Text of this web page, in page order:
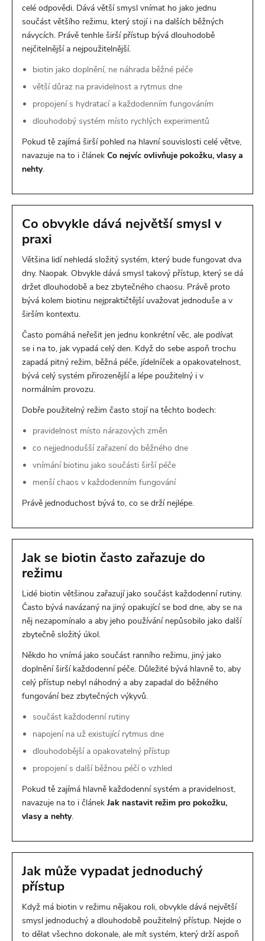
celé odpovědi. Dává větší smysl vnímat ho jako jednu
součást většího režimu, který stojí i na dalších běžných
návycích. Právě tenhle širší přístup bývá dlouhodobě
nejčitelnější a nejpoužitelnější.
biotin jako doplnění, ne náhrada běžné péče
větší důraz na pravidelnost a rytmus dne
propojení s hydratací a každodenním fungováním
dlouhodobý systém místo rychlých experimentů
Pokud tě zajímá širší pohled na hlavní souvislosti celé větve,
navazuje na to i článek Co nejvíc ovlivňuje pokožku, vlasy a
nehty.
Co obvykle dává největší smysl v
praxi
Většina lidí nehledá složitý systém, který bude fungovat dva
dny. Naopak. Obvykle dává smysl takový přístup, který se dá
držet dlouhodobě a bez zbytečného chaosu. Právě proto
bývá kolem biotinu nejpraktičtější uvažovat jednoduše a v
širším kontextu.
Často pomáhá neřešit jen jednu konkrétní věc, ale podívat
se i na to, jak vypadá celý den. Když do sebe aspoň trochu
zapadá pitný režim, běžná péče, jídelníček a opakovatelnost,
bývá celý systém přirozenější a lépe použitelný i v
normálním provozu.
Dobře použitelný režim často stojí na těchto bodech:
pravidelnost místo nárazových změn
co nejjednodušší zařazení do běžného dne
vnímání biotinu jako součásti širší péče
menší chaos v každodenním fungování
Právě jednoduchost bývá to, co se drží nejlépe.
Jak se biotin často zařazuje do
režimu
Lidé biotin většinou zařazují jako součást každodenní rutiny.
Často bývá navázaný na jiný opakující se bod dne, aby se na
něj nezapomínalo a aby jeho používání nepůsobilo jako další
zbytečně složitý úkol.
Někdo ho vnímá jako součást ranního režimu, jiný jako
doplnění širší každodenní péče. Důležité bývá hlavně to, aby
celý přístup nebyl náhodný a aby zapadal do běžného
fungování bez zbytečných výkyvů.
součást každodenní rutiny
napojení na už existující rytmus dne
dlouhodobější a opakovatelný přístup
propojení s další běžnou péčí o vzhled
Pokud tě zajímá hlavně každodenní systém a pravidelnost,
navazuje na to i článek Jak nastavit režim pro pokožku,
vlasy a nehty.
Jak může vypadat jednoduchý
přístup
Když má biotin v režimu nějakou roli, obvykle dává největší
smysl jednoduchý a dlouhodobě použitelný přístup. Nejde o
to dělat všechno dokonale, ale mít systém, který drží aspoň